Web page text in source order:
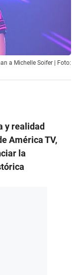
a Michelle Soifer | Foto:
y realidad
América TV,
la